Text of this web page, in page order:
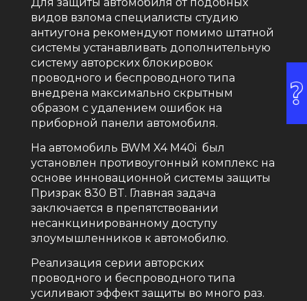
видов взлома специалисты студию
антиугона рекомендуют помимо штатной
системы устанавливать дополнительную
систему авторских блокировок
проводного и беспроводного типа
внедрена максимально скрытным
образом с удалением ошибок на
приборной панели автомобиля.
На автомобиль BWM X4 M40i был
установлен противоугонный комплекс на
основе инновационной системы защиты
Призрак 830 BT. Главная задача
заключается в препятствовании
несанкцинированному доступу
злоумышленников к автомобилю.
Реализация серии авторских
проводного и беспроводного типа
усиливают эффект защиты во много раз.